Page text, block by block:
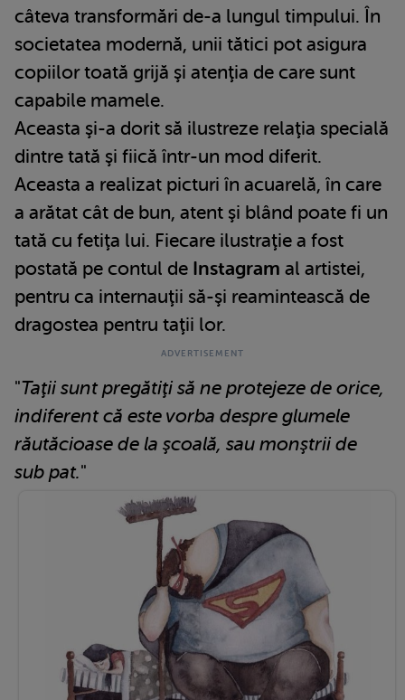
câteva transformări de-a lungul timpului. În
societatea modernă, unii tătici pot asigura
copiilor toată grijă şi atenţia de care sunt
capabile mamele.
Aceasta şi-a dorit să ilustreze relaţia specială
dintre tată şi fiică într-un mod diferit.
Aceasta a realizat picturi în acuarelă, în care
a arătat cât de bun, atent şi blând poate fi un
tată cu fetiţa lui. Fiecare ilustraţie a fost
postată pe contul de Instagram al artistei,
pentru ca internauţii să-şi reamintească de
dragostea pentru taţii lor.
"Taţii sunt pregătiţi să ne protejeze de orice,
indiferent că este vorba despre glumele
răutăcioase de la şcoală, sau monştrii de
sub pat."